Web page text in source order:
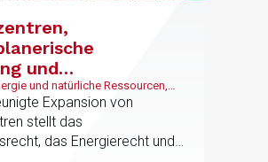
und
in
im Lichte des
und natürliche Ressourcen,
Desk Unternehmen
Expansion von
stellt das
das Energierecht und